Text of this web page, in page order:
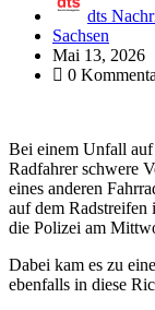
dts
Sachsen
Mai 13, 2026
0
Bei einem Unfall
Radfahrer schwere
eines anderen
auf dem Radstreifen
die Polizei am
Dabei kam es zu
ebenfalls in diese